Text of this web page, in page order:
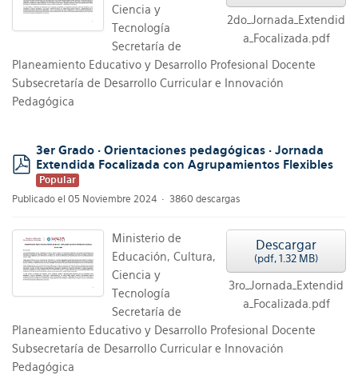
2do_Jornada_Extendid
a_Focalizada.pdf
Ciencia y
Tecnología
Secretaría de
Planeamiento Educativo y Desarrollo Profesional Docente
Subsecretaría de Desarrollo Curricular e Innovación
Pedagógica
pdf
3er Grado · Orientaciones pedagógicas · Jornada
Extendida Focalizada con Agrupamientos Flexibles
Popular
Publicado el 05 Noviembre 2024
3860 descargas
Descargar
(pdf, 1.32 MB)
3ro_Jornada_Extendid
a_Focalizada.pdf
Ministerio de
Educación, Cultura,
Ciencia y
Tecnología
Secretaría de
Planeamiento Educativo y Desarrollo Profesional Docente
Subsecretaría de Desarrollo Curricular e Innovación
Pedagógica